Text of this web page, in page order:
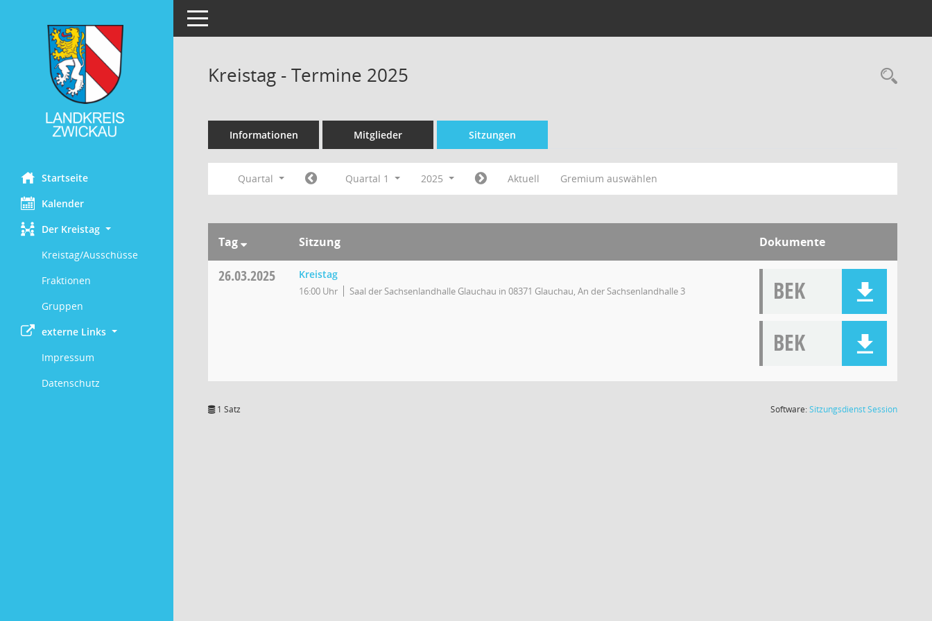
Startseite
Kalender
Der Kreistag
Kreistag/Ausschüsse
Fraktionen
Gruppen
externe Links
Impressum
Datenschutz
Toggle navigation
Kreistag - Termine 2025
Informationen Mitglieder Sitzungen
Quartal Quartal 1 2025 Aktuell Gremium auswählen
Tag Sitzung Dokumente
26.03.2025 Kreistag
16:00 Uhr Saal der Sachsenlandhalle Glauchau in 08371 Glauchau, An der Sachsenlandhalle 3
BEK
BEK
1 Satz Software:SitzungsdienstSession(Wird in